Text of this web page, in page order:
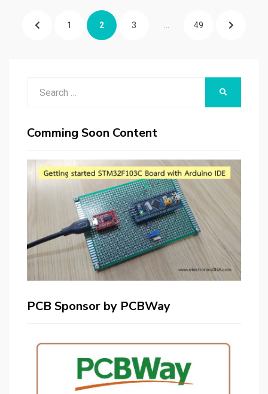
แนะแนวPREVIOUSPAGE
1 PAGE
2 PAGE
3 PAGE
49 NEXT
Comming Soon Content
PCB Sponsor by PCBWay